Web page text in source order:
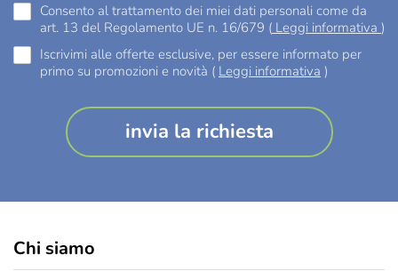
Consento al trattamento dei miei dati personali come da
art. 13 del Regolamento UE n. 16/679 ( Leggi informativa )
Iscrivimi alle offerte esclusive, per essere informato per
primo su promozioni e novità ( Leggi informativa )
Chi siamo